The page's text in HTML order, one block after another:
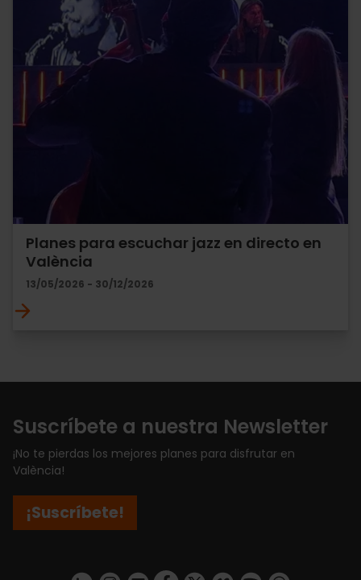
Planes para escuchar jazz en directo en
València
13/05/2026 - 30/12/2026
Suscríbete a nuestra Newsletter
¡No te pierdas los mejores planes para disfrutar en
València!
¡Suscríbete!